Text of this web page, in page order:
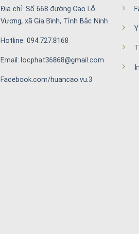
Địa chỉ: Số 668 đường Cao Lỗ
Vương, xã Gia Bình, Tỉnh Bắc Ninh
Hotline: 094.727.8168
Email: locphat36868@gmail.com
Facebook.com/huancao.vu.3